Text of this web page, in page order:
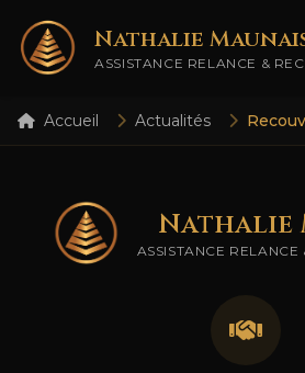
Nathalie
ASSISTANCE RELANCE &
Accueil Actualités
Nathalie
ASSISTANCE